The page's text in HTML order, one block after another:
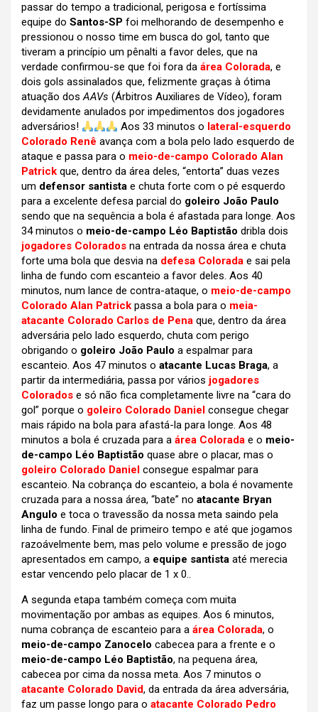
passar do tempo a tradicional, perigosa e fortíssima
equipe do Santos-SP foi melhorando de desempenho e
pressionou o nosso time em busca do gol, tanto que
tiveram a princípio um pênalti a favor deles, que na
verdade confirmou-se que foi fora da área Colorada, e
dois gols assinalados que, felizmente graças à ótima
atuação dosAAVs (Árbitros Auxiliares de Vídeo), foram
devidamente anulados por impedimentos dos jogadores
adversários!
Aos 33 minutos o lateral-esquerdo
Colorado Renê avança com a bola pelo lado esquerdo de
ataque e passa para o meio-de-campo Colorado Alan
Patrick que, dentro da área deles, “entorta” duas vezes
um defensor santista e chuta forte com o pé esquerdo
para a excelente defesa parcial do goleiro João Paulo
sendo que na sequência a bola é afastada para longe. Aos
34 minutos o meio-de-campo Léo Baptistão dribla dois
jogadores Colorados na entrada da nossa área e chuta
forte uma bola que desvia na defesa Colorada e sai pela
linha de fundo com escanteio a favor deles. Aos 40
minutos, num lance de contra-ataque, o meio-de-campo
Colorado Alan Patrick passa a bola para o meia-
atacante Colorado Carlos de Pena que, dentro da área
adversária pelo lado esquerdo, chuta com perigo
obrigando o goleiro João Paulo a espalmar para
escanteio. Aos 47 minutos o atacante Lucas Braga, a
partir da intermediária, passa por vários jogadores
Colorados e só não fica completamente livre na “cara do
gol” porque o goleiro Colorado Daniel consegue chegar
mais rápido na bola para afastá-la para longe. Aos 48
minutos a bola é cruzada para a área Colorada e o meio-
de-campo Léo Baptistão quase abre o placar, mas o
goleiro Colorado Daniel consegue espalmar para
escanteio. Na cobrança do escanteio, a bola é novamente
cruzada para a nossa área, “bate” no atacante Bryan
Angulo e toca o travessão da nossa meta saindo pela
linha de fundo. Final de primeiro tempo e até que jogamos
razoávelmente bem, mas pelo volume e pressão de jogo
apresentados em campo, a equipe santista até merecia
estar vencendo pelo placar de 1 x 0..
A segunda etapa também começa com muita
movimentação por ambas as equipes. Aos 6 minutos,
numa cobrança de escanteio para a área Colorada, o
meio-de-campo Zanocelo cabecea para a frente e o
meio-de-campo Léo Baptistão, na pequena área,
cabecea por cima da nossa meta. Aos 7 minutos o
atacante Colorado David, da entrada da área adversária,
faz um passe longo para o atacante Colorado Pedro